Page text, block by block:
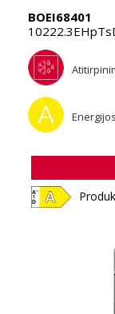
BOEI68401